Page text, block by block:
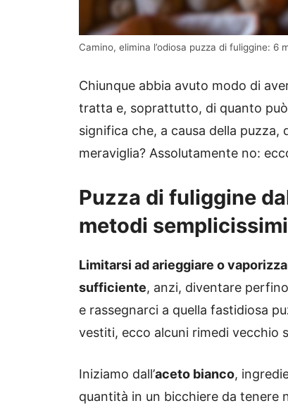
Camino, elimina l’odiosa puzza di fuliggine:
Chiunque abbia avuto modo di
tratta e, soprattutto, di quanto
significa che, a causa della
meraviglia? Assolutamente no:
Puzza di fuliggine
metodi semplicissimi
Limitarsi ad arieggiare o
sufficiente, anzi, diventare
e rassegnarci a quella fastidiosa
vestiti, ecco alcuni rimedi vecchio
Iniziamo dall’aceto bianco,
quantità in un bicchiere da tenere